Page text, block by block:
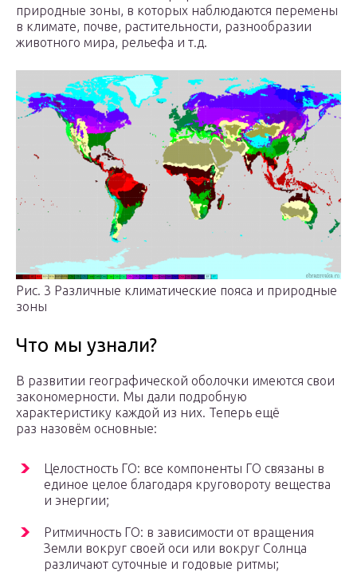
природные зоны, в которых наблюдаются перемены
в климате, почве, растительности, разнообразии
животного мира, рельефа и т.д.
Рис. 3 Различные климатические пояса и природные
зоны
Что мы узнали?
В развитии географической оболочки имеются свои
закономерности. Мы дали подробную
характеристику каждой из них. Теперь ещё
раз назовём основные:
Целостность ГО: все компоненты ГО связаны в
единое целое благодаря круговороту вещества
и энергии;
Ритмичность ГО: в зависимости от вращения
Земли вокруг своей оси или вокруг Солнца
различают суточные и годовые ритмы;